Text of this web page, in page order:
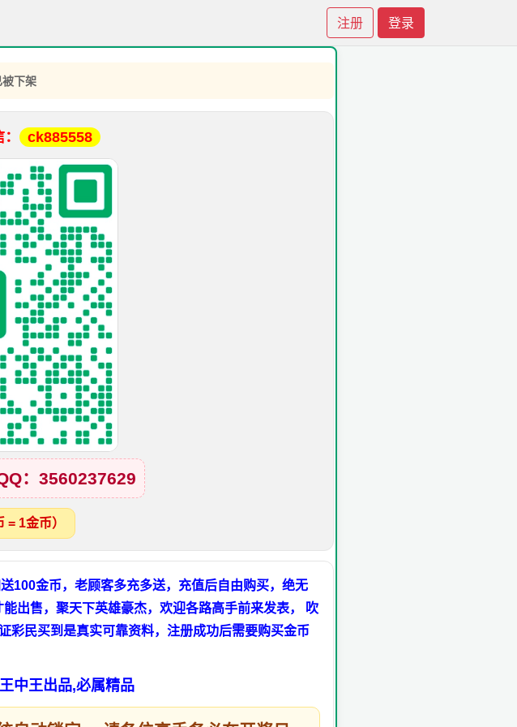
注册 登录
下架
ck885558
：3560237629
= 1金币）
100金币，老顾客多充多送，充值后自由购买，绝无
出售，聚天下英雄豪杰，欢迎各路高手前来发表， 吹
彩民买到是真实可靠资料，注册成功后需要购买金币
王中王出品,必属精品